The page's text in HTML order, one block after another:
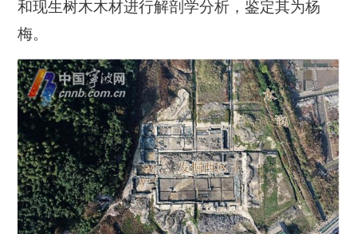
和现生树木木材进行解剖学分析，鉴定其为杨
梅。